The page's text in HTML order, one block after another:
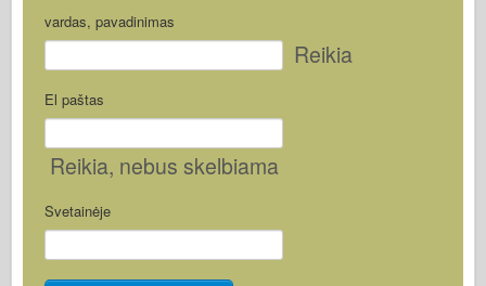
vardas, pavadinimas
Reikia
El paštas
Reikia, nebus skelbiama
Svetainėje